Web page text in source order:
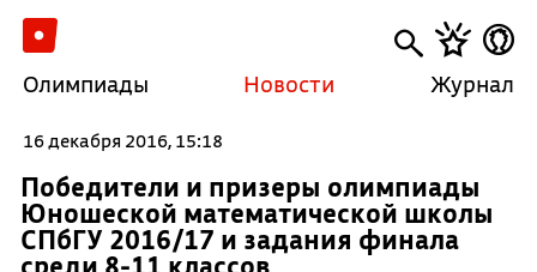
Олимпиады Новости Журнал
16 декабря 2016, 15:18
Победители и призеры олимпиады
Юношеской математической школы
СПбГУ 2016/17 и задания финала